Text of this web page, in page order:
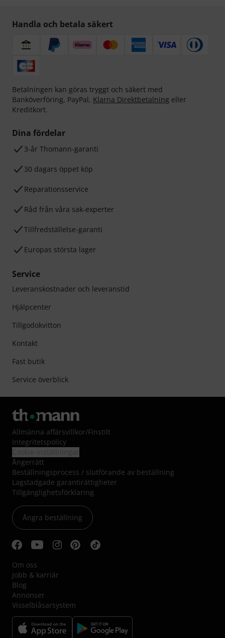
Handla och betala säkert
Betalningen kan göras tryggt och säkert med
Banköverföring, PayPal, Klarna Direktbetalning eller
Kreditkort.
Dina fördelar
3-år Thomann-garanti
30 dagars öppet köp
Reparationsservice
Råd från våra sak-experter
Tillfredställelse-garanti
Europas största lager
Service
Leveranskostnader och leveranstid
Hjälpcenter
Tillgodokvitton
Kontakt
Fast butik
Service överblick
Allmänna affärsvillkor/Finstilt
Integritetspolicy
Ångerrätt
Beställningsprocess / slutförande av beställning
Lagstadgade garantirättigheter
Tillgänglighetsförklaring
Ångra beställning
Om oss
Jobb & karriär
Blog
Annonser
Visselblåsarsystem